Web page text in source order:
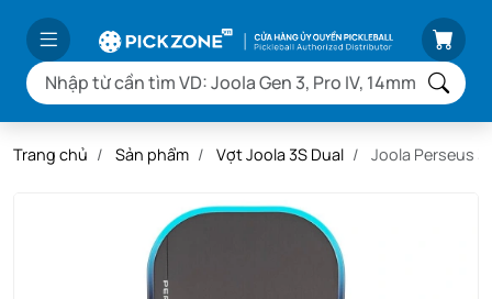
Trang chủ Sản phẩm Vợt Joola 3S Dual Joola Perseus